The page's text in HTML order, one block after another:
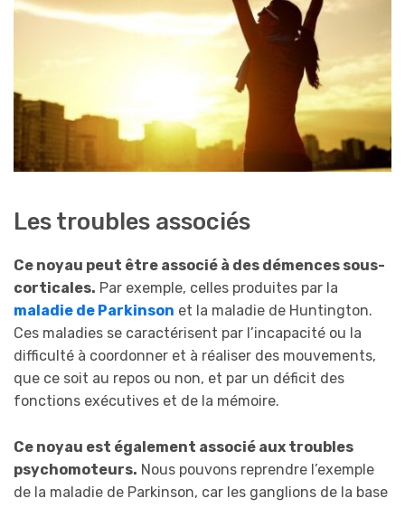
Les troubles associés
Ce noyau peut être associé à des démences sous-
corticales. Par exemple, celles produites par la
maladie de Parkinson et la maladie de Huntington.
Ces maladies se caractérisent par l’incapacité ou la
difficulté à coordonner et à réaliser des mouvements,
que ce soit au repos ou non, et par un déficit des
fonctions exécutives et de la mémoire.
Ce noyau est également associé aux troubles
psychomoteurs. Nous pouvons reprendre l’exemple
de la maladie de Parkinson, car les ganglions de la base